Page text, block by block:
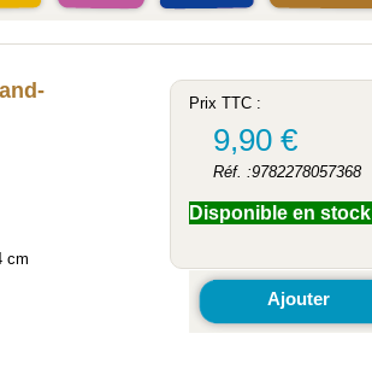
cm
Prix TTC :
9,90 €
Réf. :9782278057368
Disponible en stock
Ajouter